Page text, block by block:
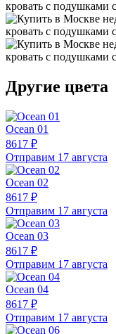
Другие цвета
Ocean 01
8617 ₽
Отправим 17 августа
Ocean 02
8617 ₽
Отправим 17 августа
Ocean 03
8617 ₽
Отправим 17 августа
Ocean 04
8617 ₽
Отправим 17 августа